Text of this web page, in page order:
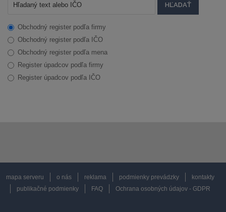
Obchodný register podľa firmy
Obchodný register podľa IČO
Obchodný register podľa mena
Register úpadcov podľa firmy
Register úpadcov podľa IČO
mapa serveru o nás reklama podmienky prevádzky
kontakty
publikačné podmienky
FAQ Ochrana osobných údajov - GDPR